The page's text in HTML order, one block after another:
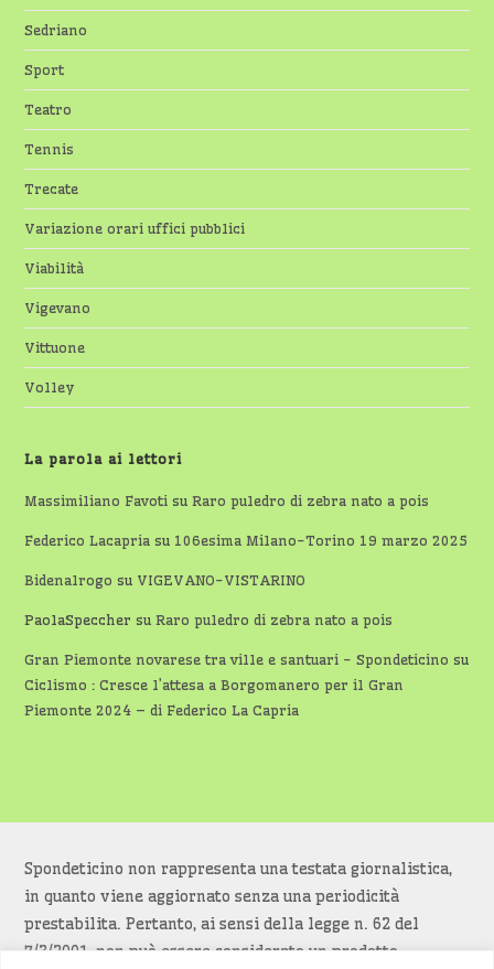
Sedriano
Sport
Teatro
Tennis
Trecate
Variazione orari uffici pubblici
Viabilità
Vigevano
Vittuone
Volley
La parola ai lettori
Massimiliano Favoti suRaro puledro di zebra nato a pois
Federico Lacapria su 106esima Milano-Torino 19 marzo 2025
Bidenalrogo su VIGEVANO-VISTARINO
PaolaSpeccher suRaro puledro di zebra nato a pois
Gran Piemonte novarese tra ville e santuari - Spondeticino su
Ciclismo : Cresce l’attesa a Borgomanero per il Gran
Piemonte 2024 – di Federico La Capria
Spondeticino non rappresenta una testata giornalistica,
in quanto viene aggiornato senza una periodicità
prestabilita. Pertanto, ai sensi della legge n. 62 del
7/3/2001, non può essere considerato un prodotto